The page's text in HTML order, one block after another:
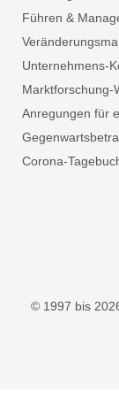
Führen &
Unternehmens-
Marktforschung-
Anregungen für
Corona-
© 1997 bis